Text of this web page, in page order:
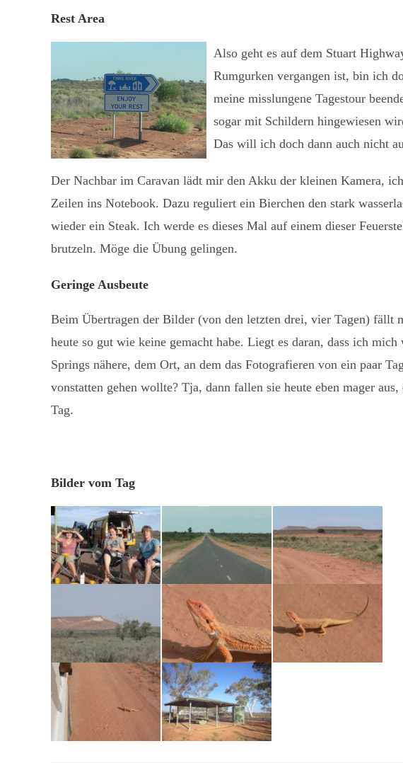
Rest Area
Also geht es auf dem Stuart
Rumgurken vergangen ist, bin ich
meine misslungene Tagestour
sogar mit Schildern hingewiesen
Das will ich doch dann auch nicht
Der Nachbar im Caravan lädt mir den Akku der kleinen Kamera,
Zeilen ins Notebook. Dazu reguliert ein Bierchen den stark
wieder ein Steak. Ich werde es dieses Mal auf einem dieser
brutzeln. Möge die Übung gelingen.
Geringe Ausbeute
Beim Übertragen der Bilder (von den letzten drei, vier Tagen) fällt
heute so gut wie keine gemacht habe. Liegt es daran, dass ich
Springs nähere, dem Ort, an dem das Fotografieren von ein paar
vonstatten gehen wollte? Tja, dann fallen sie heute eben mager
Tag.
Bilder vom Tag